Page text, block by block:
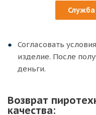
Согласовать
изделие. После
деньги.
Возврат
качества: